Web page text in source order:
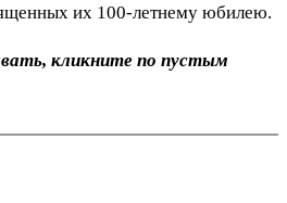
их 100-летнему юбилею.
кликните по пустым